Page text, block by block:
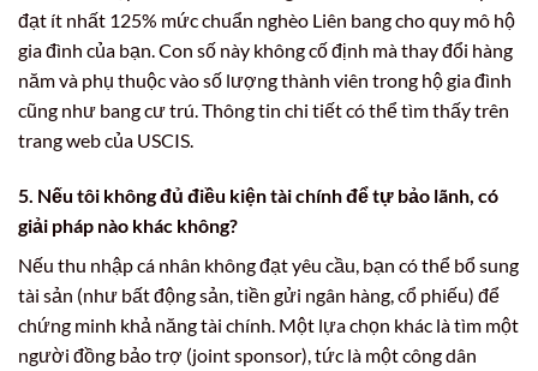
đạt ít nhất 125% mức chuẩn nghèo Liên bang cho quy mô hộ
gia đình của bạn. Con số này không cố định mà thay đổi hàng
năm và phụ thuộc vào số lượng thành viên trong hộ gia đình
cũng như bang cư trú. Thông tin chi tiết có thể tìm thấy trên
trang web của USCIS.
5. Nếu tôi không đủ điều kiện tài chính để tự bảo lãnh, có
giải pháp nào khác không?
Nếu thu nhập cá nhân không đạt yêu cầu, bạn có thể bổ sung
tài sản (như bất động sản, tiền gửi ngân hàng, cổ phiếu) để
chứng minh khả năng tài chính. Một lựa chọn khác là tìm một
người đồng bảo trợ (joint sponsor), tức là một công dân